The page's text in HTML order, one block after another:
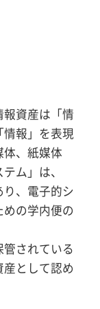
資産は「情
報」を表現
、紙媒体
ム」は、
り、電子的シ
の学内便の
されている
として認め